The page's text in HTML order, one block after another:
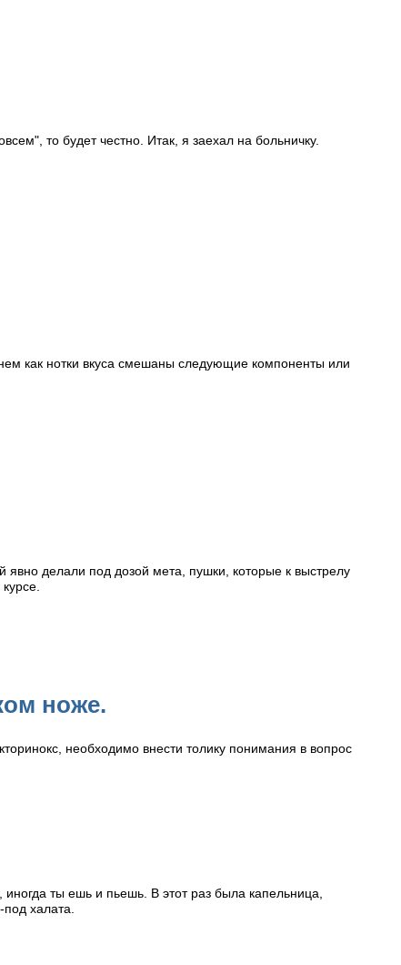
то будет честно. Итак, я заехал на больничку.
как нотки вкуса смешаны следующие компоненты или
явно делали под дозой мета, пушки, которые к выстрелу
ноже.
необходимо внести толику понимания в вопрос
ты ешь и пьешь. В этот раз была капельница,
под халата.